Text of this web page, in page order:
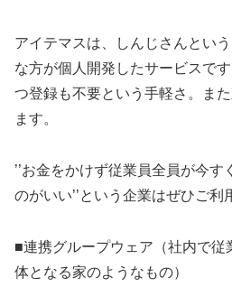
アイテマスは、しんじさんとい
な方が個人開発したサービスで
つ登録も不要という手軽さ。ま
ます。
’’お金をかけず従業員全員が今
のがいい’’という企業はぜひご利
■連携グループウェア（社内で従
体となる家のようなもの）